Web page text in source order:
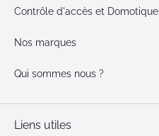
Contrôle d'accès et Domotique
Nos marques
Qui sommes nous ?
Liens utiles